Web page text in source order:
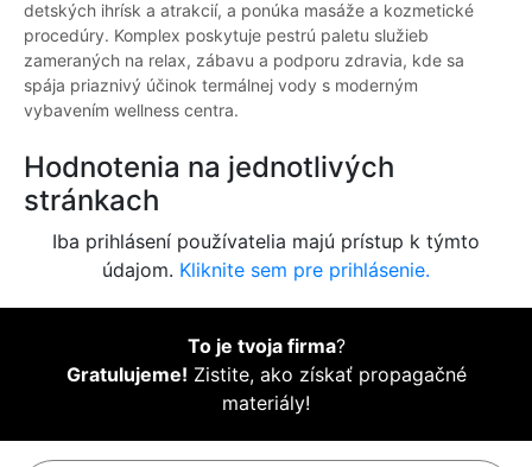
detských ihrísk a atrakcií, a ponúka masáže a kozmetické
procedúry. Komplex poskytuje pestrú paletu služieb
zameraných na relax, zábavu a podporu zdravia, kde sa
spája priaznivý účinok termálnej vody s moderným
vybavením wellness centra.
Hodnotenia na jednotlivých
stránkach
Iba prihlásení používatelia majú prístup k týmto
údajom. Kliknite sem pre prihlásenie.
To je tvoja firma?
Gratulujeme! Zistite, ako získať propagačné
materiály!